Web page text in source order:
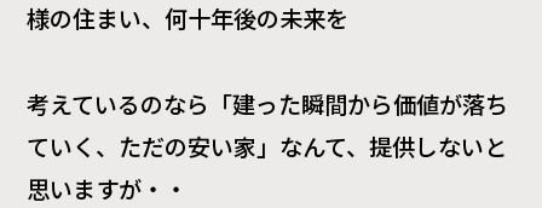
様の住まい、何十年後の未来を
考えているのなら「建った瞬間から価値が落ち
ていく、ただの安い家」なんて、提供しないと
思いますが・・